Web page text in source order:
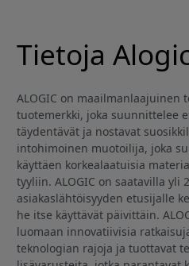
Tietoja
ALOGIC on maailmanlaajuinen
tuotemerkki, joka suunnittelee
täydentävät ja nostavat
intohimoinen muotoilija, joka
käyttäen korkealaatuisia
tyyliin. ALOGIC on saatavilla yli
asiakaslähtöisyyden etusijalle
he itse käyttävät päivittäin.
luomaan innovatiivisia
teknologian rajoja ja tuottavat